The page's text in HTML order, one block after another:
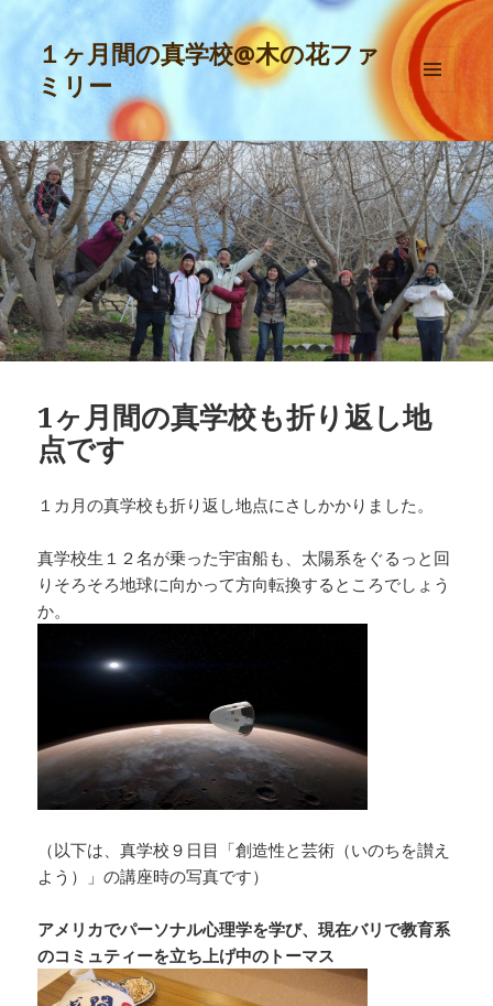
１ヶ月間の真学校@木の花ファ
ミリー
メニュ
ーとウ
ィジェ
ット
1ヶ月間の真学校も折り返し地
点です
１カ月の真学校も折り返し地点にさしかかりました。
真学校生１２名が乗った宇宙船も、太陽系をぐるっと回
りそろそろ地球に向かって方向転換するところでしょう
か。
（以下は、真学校９日目「創造性と芸術（いのちを讃え
よう）」の講座時の写真です）
アメリカでパーソナル心理学を学び、現在バリで教育系
のコミュティーを立ち上げ中のトーマス